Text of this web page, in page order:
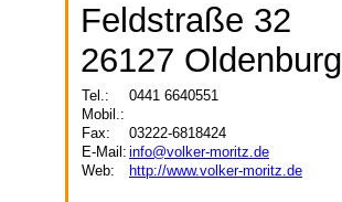
Feldstraße 32
26127 Oldenburg
Tel.:
0441 6640551
Mobil.:
Fax:
03222-6818424
E-Mail: info@volker-moritz.de
Web:
http://www.volker-moritz.de